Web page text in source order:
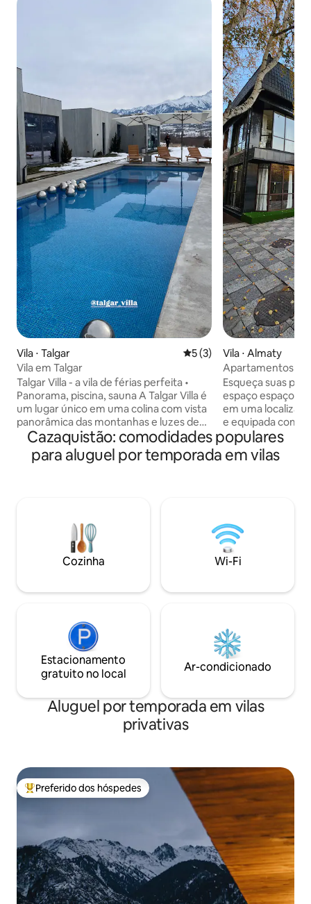
Vila ⋅ Talgar 5 de uma avaliação média
5 (3)
Vila em Talgar
Talgar Villa - a vila de férias perfeita •
Panorama, piscina, sauna A Talgar Villa é
um lugar único em uma colina com vista
panorâmica das montanhas e luzes de
Talgar e Almaty. O terreno de 3 hectares
oferece silêncio, ar fresco e privacidade.
Os hóspedes encontrarão três edifícios:
cidade. Perfeito para relaxar com a
família, amigos, retiros de ioga ou
eventos íntimos em harmonia com a
Vila ⋅ Almaty
Apartamentos
Esqueça suas
espaço espaçoso e
em uma
e equipada com
para uma estadia
patinagem de
fica a 7 km e a
há uma bela vista
área da floresta.
para viver, bem
eventos.
Cazaquistão: comodidades populares
para aluguel por temporada em vilas
Cozinha Wi-Fi
Estacionamento
gratuito no local
Ar-condicionado
Aluguel por temporada em vilas
privativas
Entre os melhores preferidos dos hóspedes
Preferido dos hóspedes